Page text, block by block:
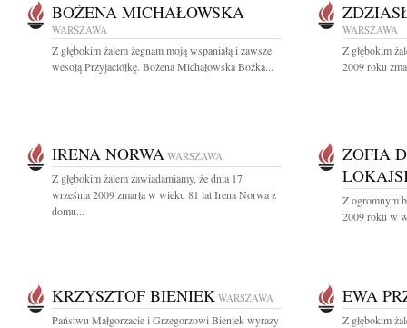
BOŻENA MICHAŁOWSKA
WARSZAWA
Z głębokim żalem żegnam moją wspaniałą i zawsze
wesołą Przyjaciółkę. Bożena Michałowska Bożka...
WARSZAWA
Z głębokim
2009 roku
IRENA NORWA WARSZAWA
Z głębokim żalem zawiadamiamy, że dnia 17
września 2009 zmarła w wieku 81 lat Irena Norwa z
domu...
ZOFIA
Z ogromnym
2009 roku w
KRZYSZTOF BIENIEK WARSZAWA
Państwu Małgorzacie i Grzegorzowi Bieniek wyrazy
EWA
Z głębokim